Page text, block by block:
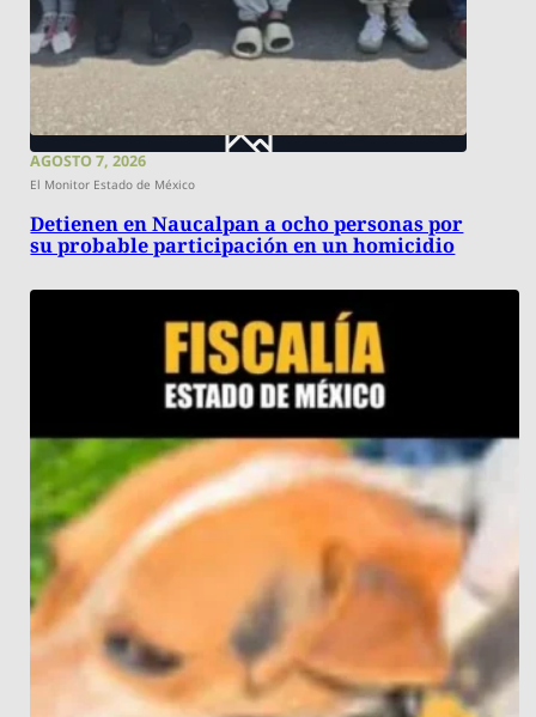
AGOSTO 7, 2026
El Monitor Estado de México
Detienen en Naucalpan a ocho personas por
su probable participación en un homicidio